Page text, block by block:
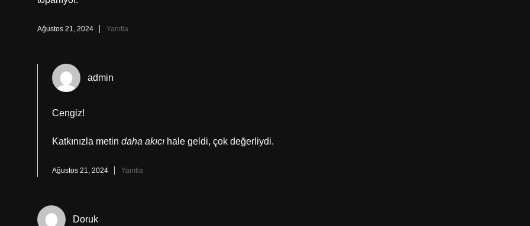
Ağustos 21, 2024 Yanıtla
admin
Cengiz!
Katkınızla metin daha akıcı hale geldi, çok değerliydi.
Ağustos 21, 2024 Yanıtla
Doruk